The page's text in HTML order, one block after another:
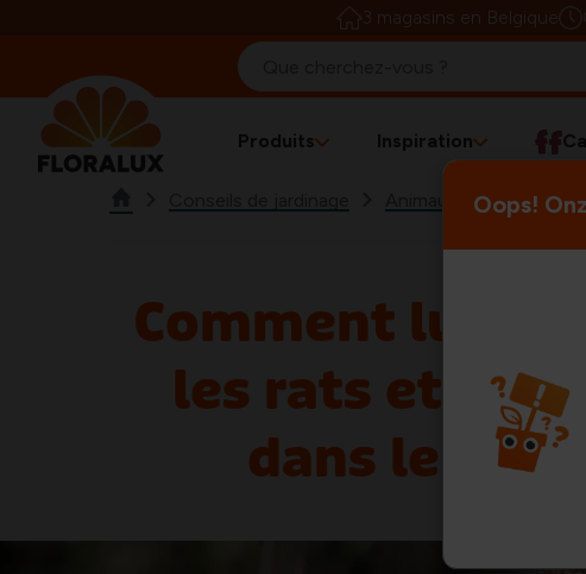
3 magasins en Belgique
Produits Inspiration
Animaux nuisibles
Comment lutter
les rats et les
dans le
Oops!